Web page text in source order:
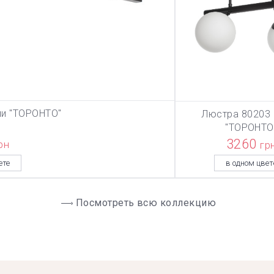
"ТОРОНТО" В
Люстра 80203
3260
в одном
Посмотреть всю коллекцию